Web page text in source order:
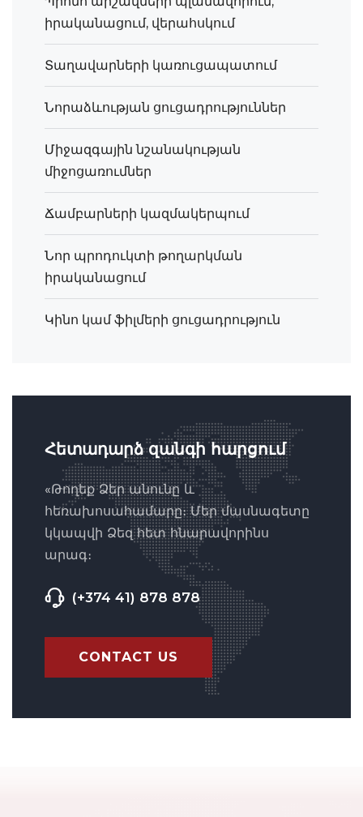
իրականացում, վերահսկում
Տաղավարների կառուցապատում
Նորաձևության ցուցադրություններ
Միջազգային նշանակության
միջոցառումներ
Ճամբարների կազմակերպում
Նոր պրոդուկտի թողարկման
իրականացում
Կինո կամ ֆիլմերի ցուցադրություն
Հետադարձ զանգի հարցում
«Թողեք Ձեր անունը և
հեռախոսահամարը։ Մեր մասնագետը
կկապվի Ձեզ հետ հնարավորինս
արագ։
(+374 41) 878 878
CONTACT US